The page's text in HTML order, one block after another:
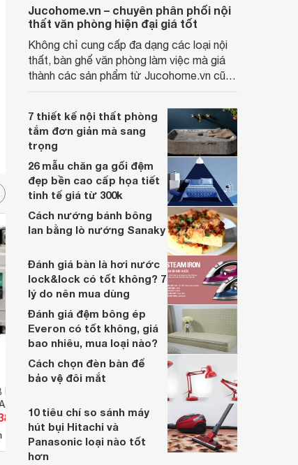
Mitsubishi
30kA 2P
đ
Cầu dao MCCB Mitsubishi
NF125-CV - 100A 30kA 2P
Giá từ 702.900 đ
Có 13 nơi bán
Jucohome.vn – chuyên phân phối nội
thất văn phòng hiện đại giá tốt
Không chỉ cung cấp đa dạng các loại nội
thất, bàn ghế văn phòng làm việc mà giá
thành các sản phẩm từ Jucohome.vn cũng
7 thiết kế nội thất phòng
tắm đơn giản mà sang
trọng
26 mẫu chăn ga gối đệm
đẹp bền cao cấp họa tiết
tinh tế giá từ 300k
Cách nướng bánh bông
lan bằng lò nướng Sanaky
Đánh giá bàn là hơi nước
lock&lock có tốt không? 7
lý do nên mua dùng
Đánh giá đệm bông ép
Everon có tốt không, giá
bao nhiêu, mua loại nào?
Cách chọn đèn bàn để
bảo vệ đôi mắt
10 tiêu chí so sánh máy
hút bụi Hitachi và
Panasonic loại nào tốt
hơn